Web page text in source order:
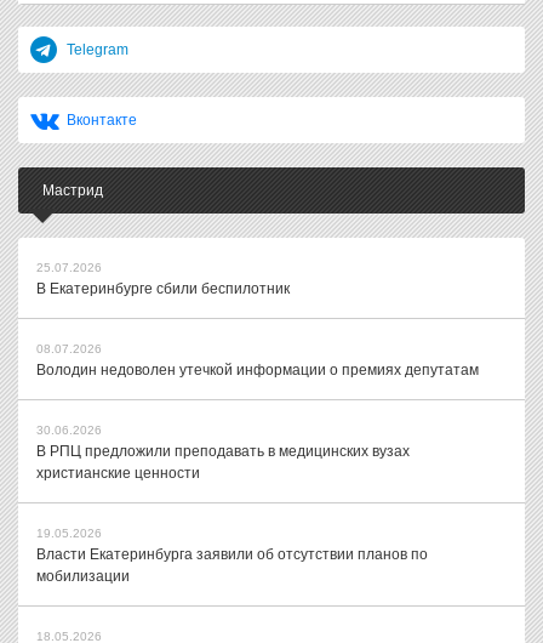
Telegram
Вконтакте
Мастрид
25.07.2026
В Екатеринбурге сбили беспилотник
08.07.2026
Володин недоволен утечкой информации о премиях депутатам
30.06.2026
В РПЦ предложили преподавать в медицинских вузах
христианские ценности
19.05.2026
Власти Екатеринбурга заявили об отсутствии планов по
мобилизации
18.05.2026